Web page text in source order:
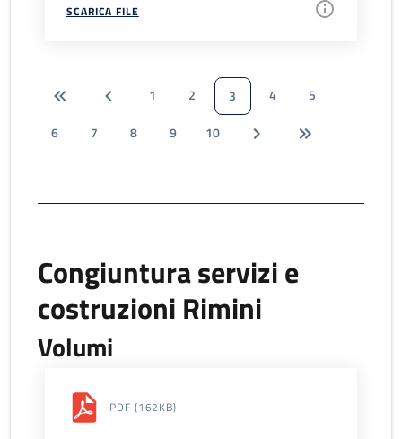
SCARICA FILE
1 2 3 4
5
6
7 8 9 10
Congiuntura servizi e
costruzioni Rimini
Volumi
PDF (162KB)